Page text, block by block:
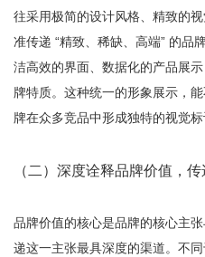
往采用极简的设计风格、精致的
准传递 “精致、稀缺、高端” 的品
洁高效的界面、数据化的产品展
牌特质。这种统一的形象展示，
牌在众多竞品中形成独特的视觉标
（二）深度诠释品牌价值，
品牌价值的核心是品牌的核心主
递这一主张最具深度的渠道。不